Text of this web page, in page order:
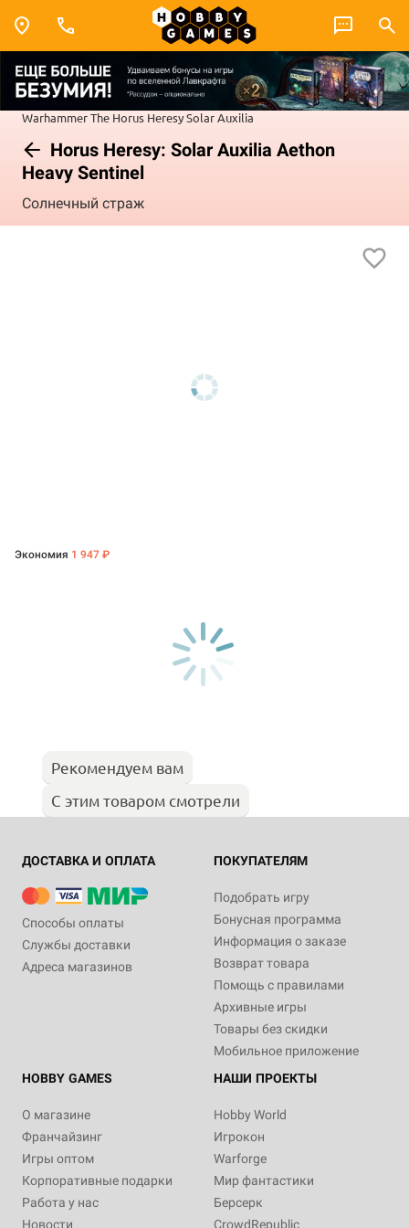
WarhammerThe Horus HeresySolar Auxilia
Horus Heresy: Solar Auxilia Aethon
Heavy Sentinel
Солнечный страж
Экономия 1 947 ₽
Рекомендуем вам
С этим товаром смотрели
ДОСТАВКА И ОПЛАТА
Способы оплаты
Службы доставки
Адреса магазинов
ПОКУПАТЕЛЯМ
Подобрать игру
Бонусная программа
Информация о заказе
Возврат товара
Помощь с правилами
Архивные игры
Товары без скидки
Мобильное приложение
HOBBY GAMES
О магазине
Франчайзинг
Игры оптом
Корпоративные подарки
Работа у нас
Новости
НАШИ ПРОЕКТЫ
Hobby World
Игрокон
Warforge
Мир фантастики
Берсерк
CrowdRepublic